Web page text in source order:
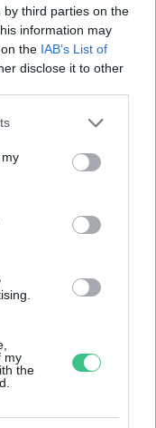
third parties on the
information may
the IAB’s List of
disclose it to other
my
the
jutott egy
év mégis más
a hőség